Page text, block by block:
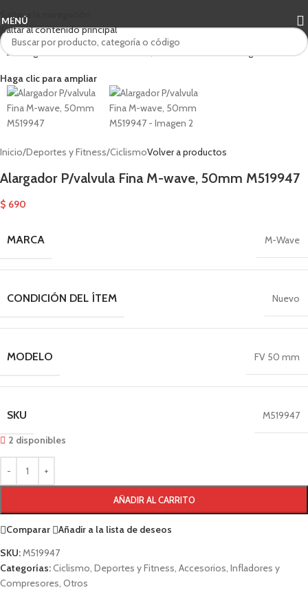
Saltar a la navegación
Saltar al contenido principal
MENÚ
Haga clic para ampliar
Inicio/Deportes y Fitness/CiclismoVolver a productos
Alargador P/valvula Fina M-wave, 50mm M519947
$ 690
MARCA M-Wave
CONDICIÓN DEL ÍTEM Nuevo
MODELO FV 50 mm
SKU
M519947
2 disponibles
AÑADIR AL CARRITO
Comparar
Añadir a la lista de deseos
SKU: M519947
Categorías:Ciclismo Deportes y Fitness Accesorios Infladores y
Compresores Otros